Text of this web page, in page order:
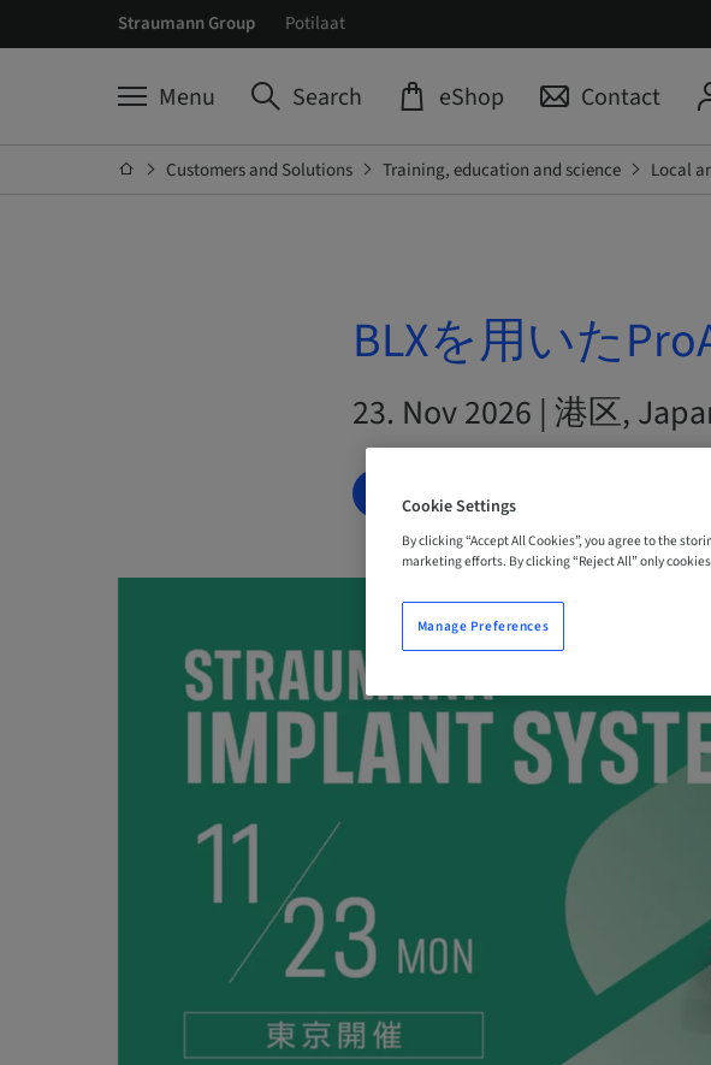
Straumann Group Potilaat
Menu Search eShop Contact
Customers and Solutions Training, education and science Local
BLXを用いた
23. Nov 2026 | 港区,
WAITING LIST
Cookie Settings
By clicking “Accept All Cookies”, you agree to the
marketing efforts. By clicking “Reject All” only
Manage Preferences